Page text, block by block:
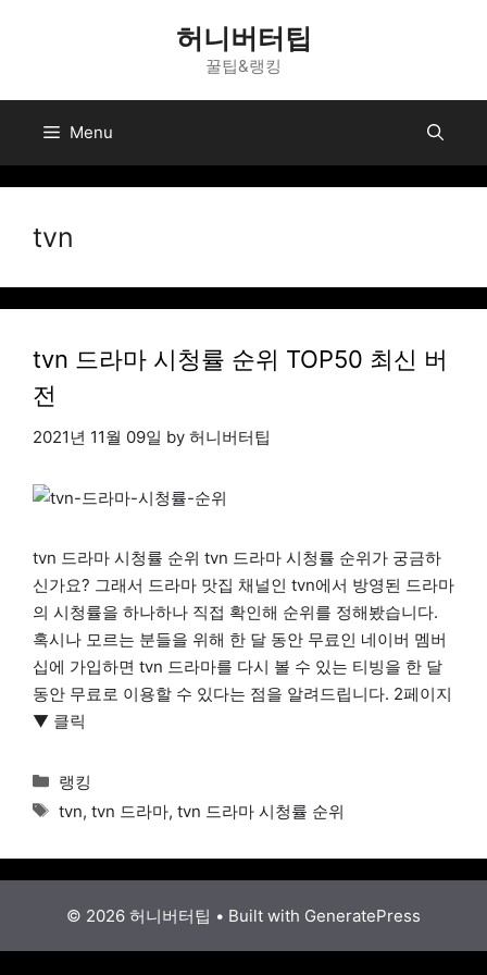
허니버터팁
꿀팁&랭킹
Menu
tvn
tvn 드라마 시청률 순위 TOP50 최신 버
전
2021년 11월 09일 by 허니버터팁
tvn 드라마 시청률 순위 tvn 드라마 시청률 순위가 궁금하
신가요? 그래서 드라마 맛집 채널인 tvn에서 방영된 드라마
의 시청률을 하나하나 직접 확인해 순위를 정해봤습니다.
혹시나 모르는 분들을 위해 한 달 동안 무료인 네이버 멤버
십에 가입하면 tvn 드라마를 다시 볼 수 있는 티빙을 한 달
동안 무료로 이용할 수 있다는 점을 알려드립니다. 2페이지
▼ 클릭
Categories
랭킹
Tags
tvn, tvn 드라마, tvn 드라마 시청률 순위
© 2026 허니버터팁 • Built with GeneratePress